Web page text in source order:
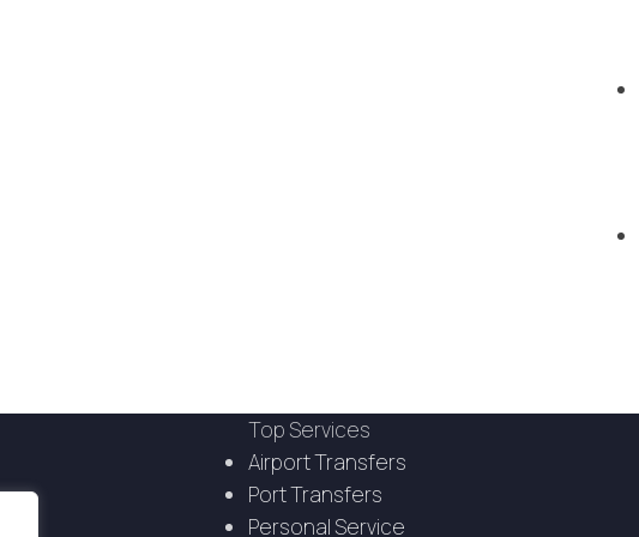
Top Services
Airport Transfers
Port Transfers
Personal Service